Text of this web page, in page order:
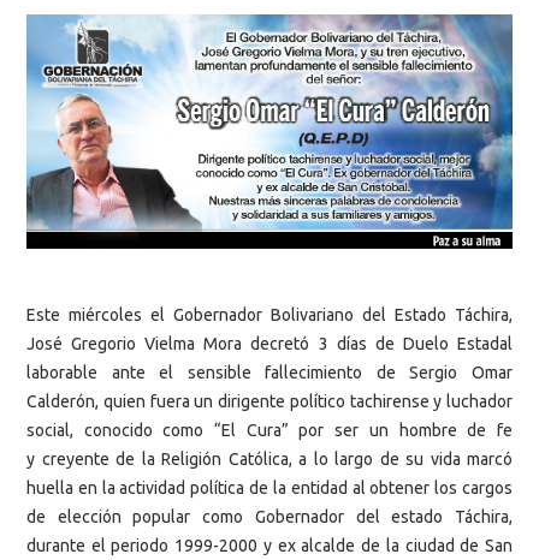
Este miércoles el Gobernador Bolivariano del Estado Táchira,
José Gregorio Vielma Mora decretó 3 días de Duelo Estadal
laborable ante el sensible fallecimiento de Sergio Omar
Calderón, quien fuera un dirigente político tachirense y luchador
social, conocido como “El Cura” por ser un hombre de fe
y creyente de la Religión Católica, a lo largo de su vida marcó
huella en la actividad política de la entidad al obtener los cargos
de elección popular como Gobernador del estado Táchira,
durante el periodo 1999-2000 y ex alcalde de la ciudad de San